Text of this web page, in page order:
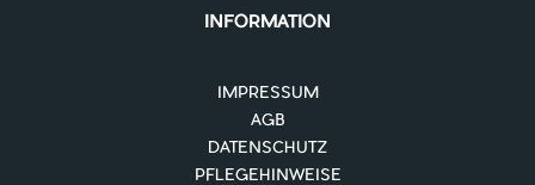
INFORMATION
IMPRESSUM
AGB
DATENSCHUTZ
PFLEGEHINWEISE